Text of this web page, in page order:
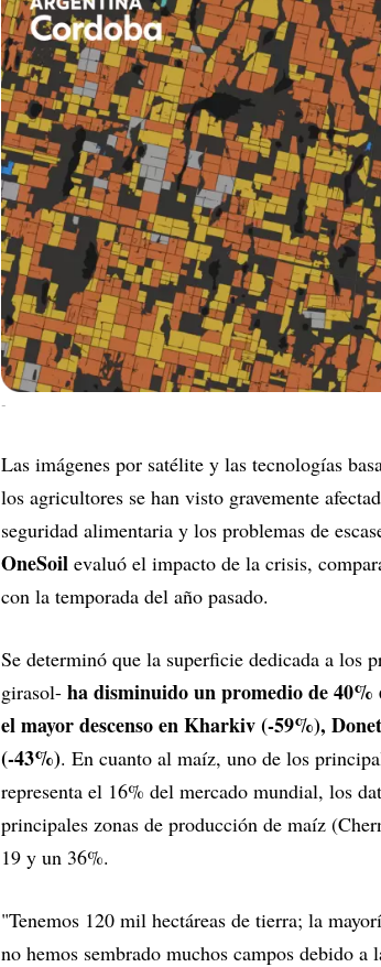
-
Las imágenes por satélite y las tecnologías
los agricultores se han visto gravemente
seguridad alimentaria y los problemas de
OneSoil evaluó el impacto de la crisis,
con la temporada del año pasado.
Se determinó que la superficie dedicada a los
girasol- ha disminuido un promedio de 40%
el mayor descenso en Kharkiv (-59%),
(-43%). En cuanto al maíz, uno de los
representa el 16% del mercado mundial, los
principales zonas de producción de maíz
19 y un 36%.
"Tenemos 120 mil hectáreas de tierra; la
no hemos sembrado muchos campos debido